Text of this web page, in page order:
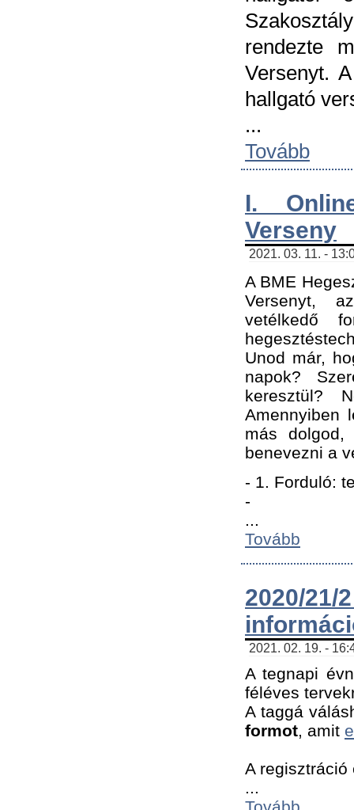
rendezte
Versenyt.
hallgató
...
Tovább
I.
Verseny
2021. 03. 11. -
A BME
Versenyt,
vetélkedő
Unod már,
napok?
keresztül?
Amennyiben
más
benevezni a
- 1. Forduló:
-
...
Tovább
2020/
2021. 02. 19. -
A tegnapi
féléves
A taggá
formot, amit
A
...